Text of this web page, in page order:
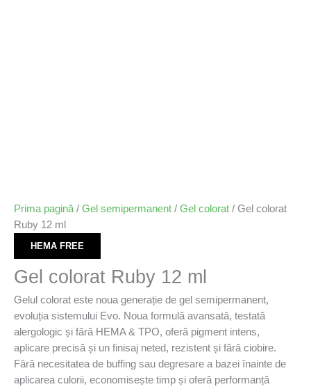
Prima pagină / Gel semipermanent / Gel colorat / Gel colorat
Ruby 12 ml
HEMA FREE
Gel colorat Ruby 12 ml
Gelul colorat este noua generație de gel semipermanent,
evoluția sistemului Evo. Noua formulǎ avansată, testată
alergologic și fără HEMA & TPO, oferă pigment intens,
aplicare precisă și un finisaj neted, rezistent și fără ciobire.
Fără necesitatea de buffing sau degresare a bazei înainte de
aplicarea culorii, economisește timp și oferă performanță